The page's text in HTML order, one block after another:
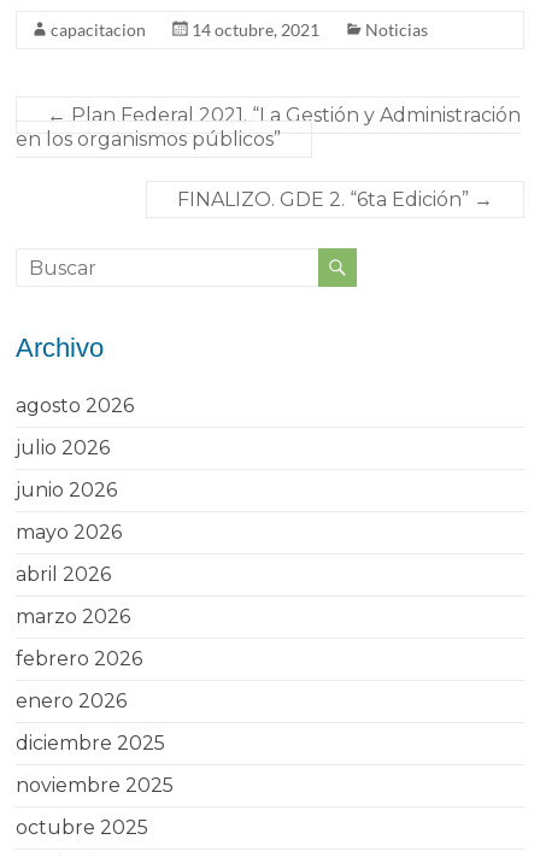
capacitacion 14 octubre, 2021 Noticias
← Plan Federal 2021. “La Gestión y Administración
en los organismos públicos”
FINALIZO. GDE 2. “6ta Edición” →
Archivo
agosto 2026
julio 2026
junio 2026
mayo 2026
abril 2026
marzo 2026
febrero 2026
enero 2026
diciembre 2025
noviembre 2025
octubre 2025